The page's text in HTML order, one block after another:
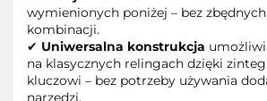
wymienionych poniżej – bez
kombinacji.
✔ Uniwersalna konstrukcja
na klasycznych relingach dzięki
kluczowi – bez potrzeby używania
narzędzi.